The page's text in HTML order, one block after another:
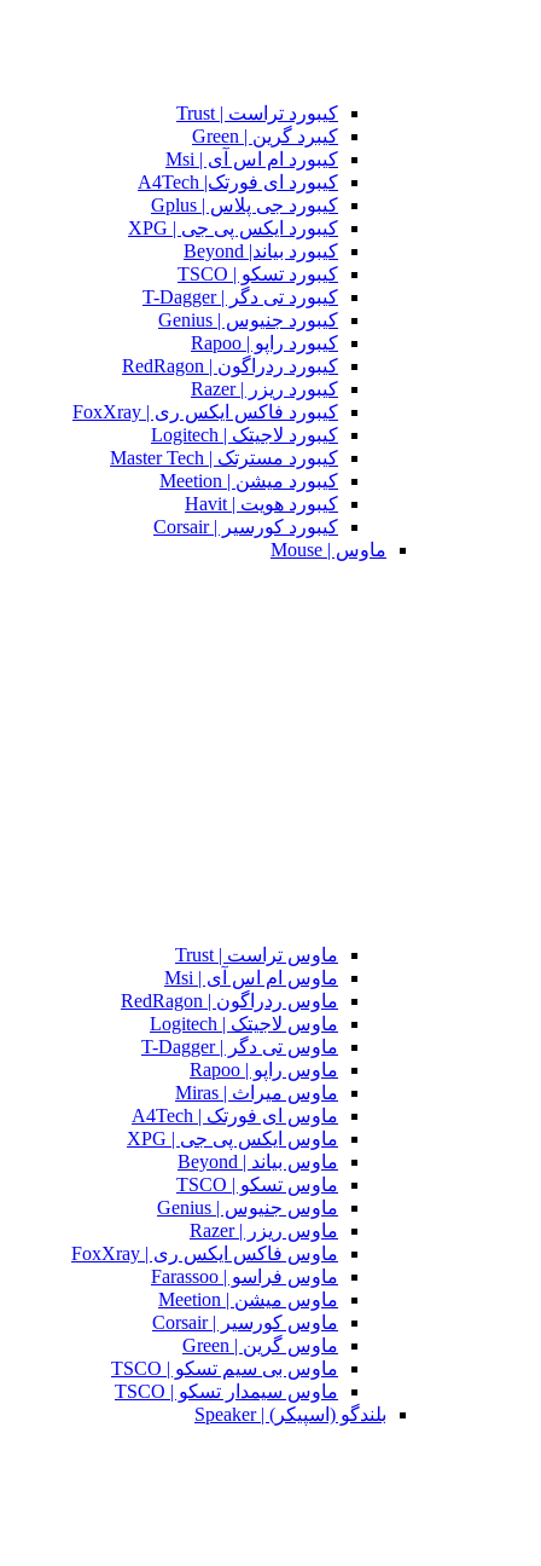
کیبورد تراست | Trust
کیبرد گرین | Green
کیبورد ام اس آی | Msi
کیبورد ای فورتک| A4Tech
کیبورد جی پلاس | Gplus
کیبورد ایکس پی جی | XPG
کیبورد بیاند| Beyond
کیبورد تسکو | TSCO
کیبورد تی دگر | T-Dagger
کیبورد جنیوس | Genius
کیبورد راپو | Rapoo
کیبورد ردراگون | RedRagon
کیبورد ریزر | Razer
کیبورد فاکس ایکس ری | FoxXray
کیبورد لاجیتک | Logitech
کیبورد مسترتک | Master Tech
کیبورد میشن | Meetion
کیبورد هویت | Havit
کیبورد کورسیر | Corsair
ماوس | Mouse
ماوس تراست | Trust
ماوس ام اس آی | Msi
ماوس ردراگون | RedRagon
ماوس لاجیتک | Logitech
ماوس تی دگر | T-Dagger
ماوس راپو | Rapoo
ماوس میراث | Miras
ماوس ای فورتک | A4Tech
ماوس ایکس پی جی | XPG
ماوس بیاند | Beyond
ماوس تسکو | TSCO
ماوس جنیوس | Genius
ماوس ریزر | Razer
ماوس فاکس ایکس ری | FoxXray
ماوس فراسو | Farassoo
ماوس میشن | Meetion
ماوس کورسیر | Corsair
ماوس گرین | Green
ماوس بی سیم تسکو | TSCO
ماوس سیمدار تسکو | TSCO
بلندگو (اسپیکر) | Speaker